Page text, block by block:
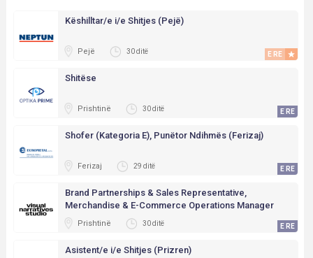
Këshilltar/e i/e Shitjes (Pejë)
Pejë 30 ditë E RE
Shitëse
Prishtinë 30 ditë E RE
Shofer (Kategoria E), Punëtor Ndihmës (Ferizaj)
Ferizaj 29 ditë E RE
Brand Partnerships & Sales Representative,
Merchandise & E-Commerce Operations Manager
Prishtinë 30 ditë E RE
Asistent/e i/e Shitjes (Prizren)